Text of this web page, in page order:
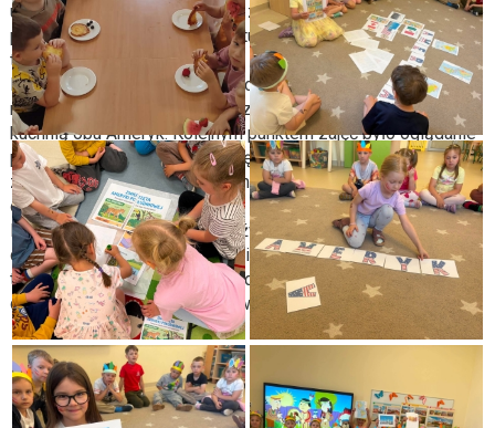
uczestniczyły w różnorodnych zabawach tematycznych, które
pozwoliły im lepiej poznać kulturę i zwyczaje mieszkańców
tych regionów świata.
Nie zabrakło również kulinarnych atrakcji – przedszkolaki
miały okazję spróbować smacznych potraw inspirowanych
kuchnią obu Ameryk. Kolejnym punktem zajęć było oglądanie
prezentacji multimedialnej, dzięki której dzieci mogły
zobaczyć charakterystyczne miejsca, zwierzęta i krajobrazy
obu kontynentów.
Podróż zakończyła się przy dźwiękach muzyki
charakterystycznej dla Ameryki Północnej i Południowej. Był
to dzień pełen nowych doświadczeń, dobrej zabawy oraz
ciekawych smaków i dźwięków.